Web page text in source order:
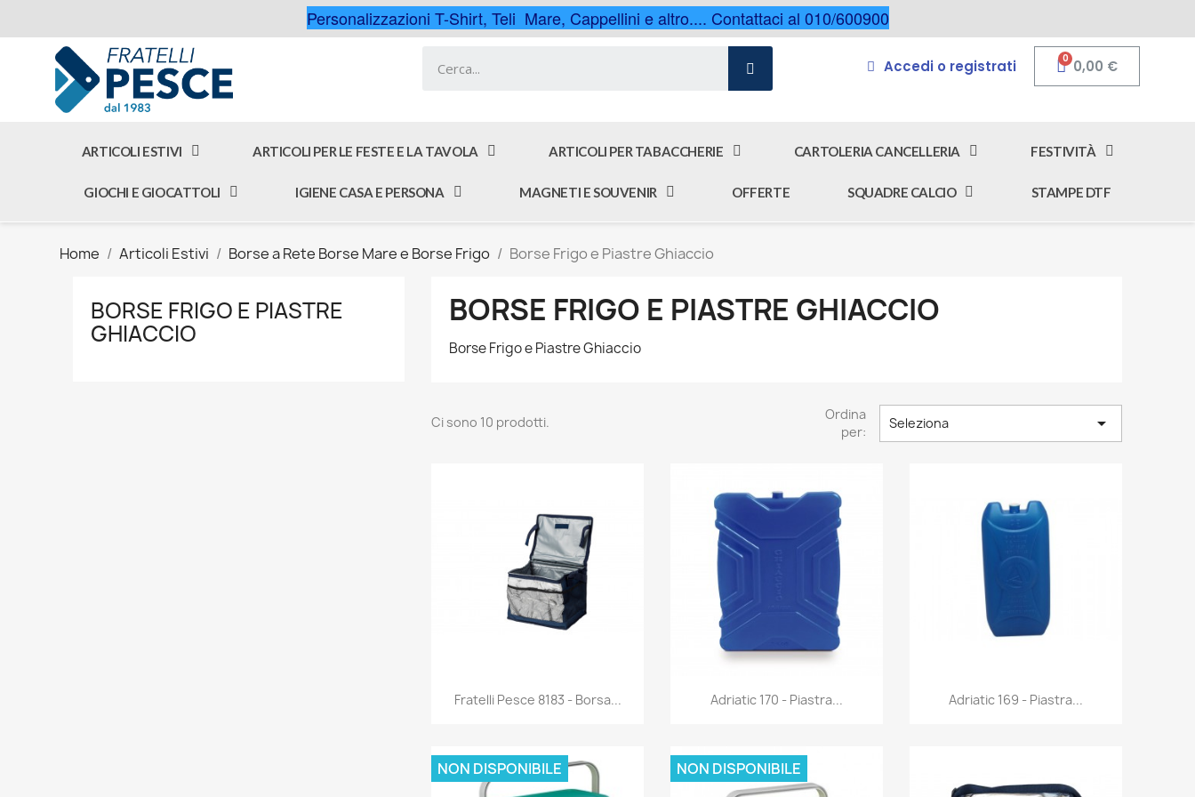
Personalizzazioni T-Shirt, Teli Mare, Cappellini e altro.... Contattaci al 010/600900
Accedi o registrati 0,00 €
ARTICOLI ESTIVI ARTICOLI PER LE FESTE E LA TAVOLA ARTICOLI PER TABACCHERIE CARTOLERIA CANCELLERIA FESTIVITÀ
GIOCHI E GIOCATTOLI IGIENE CASA E PERSONA MAGNETI E SOUVENIR OFFERTE SQUADRE CALCIO STAMPE DTF
Home Articoli Estivi Borse a Rete Borse Mare e Borse Frigo Borse Frigo e Piastre Ghiaccio
BORSE FRIGO E PIASTRE
GHIACCIO
BORSE FRIGO E PIASTRE GHIACCIO
Borse Frigo e Piastre Ghiaccio
Ci sono 10 prodotti.
Ordina
per:
Seleziona 
Anteprima
Fratelli Pesce 8183 - Borsa... Anteprima
Adriatic 170 - Piastra... Anteprima
Adriatic 169 - Piastra...
NON DISPONIBILE NON DISPONIBILE